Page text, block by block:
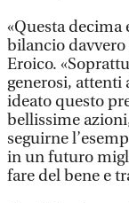
«Questa
bilancio
Eroico.
generosi, attenti
ideato questo
bellissime
seguirne
in un futuro
fare del bene e